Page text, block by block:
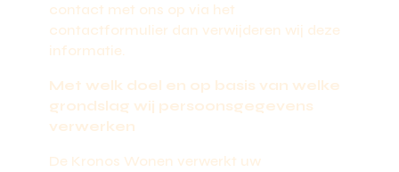
contact met ons op via het
contactformulier dan verwijderen wij deze
informatie.
Met welk doel en op basis van welke
grondslag wij persoonsgegevens
verwerken
De Kronos Wonen verwerkt uw